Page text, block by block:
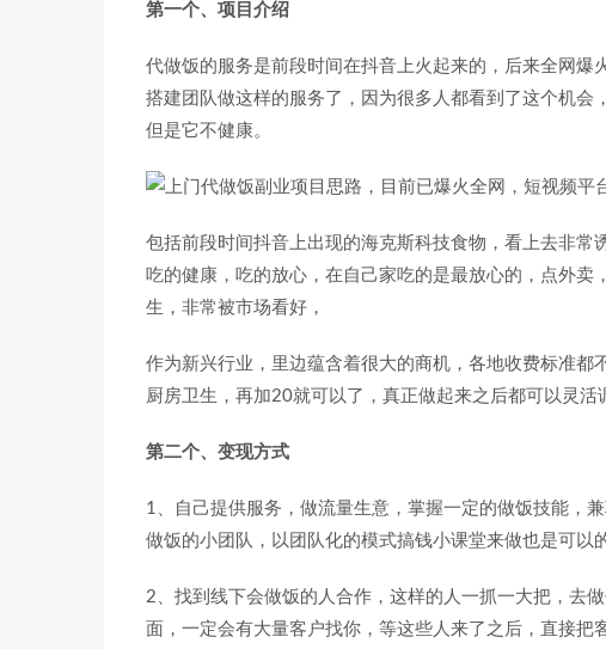
第一个、项目介绍
代做饭的服务是前段时间在抖音上火起来的，后来全网爆
搭建团队做这样的服务了，因为很多人都看到了这个机会
但是它不健康。
包括前段时间抖音上出现的海克斯科技食物，看上去非
吃的健康，吃的放心，在自己家吃的是最放心的，点外卖
生，非常被市场看好，
作为新兴行业，里边蕴含着很大的商机，各地收费标准
厨房卫生，再加20就可以了，真正做起来之后都可以灵活
第二个、变现方式
1、自己提供服务，做流量生意，掌握一定的做饭技能，
做饭的小团队，以团队化的模式搞钱小课堂来做也是可以
2、找到线下会做饭的人合作，这样的人一抓一大把，去
面，一定会有大量客户找你，等这些人来了之后，直接